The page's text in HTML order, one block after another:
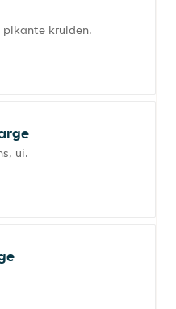
kruiden.
ui.